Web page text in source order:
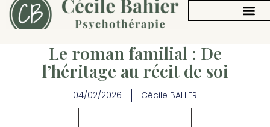
Le roman familial : De
l’héritage au récit de soi
04/02/2026 Cécile BAHIER